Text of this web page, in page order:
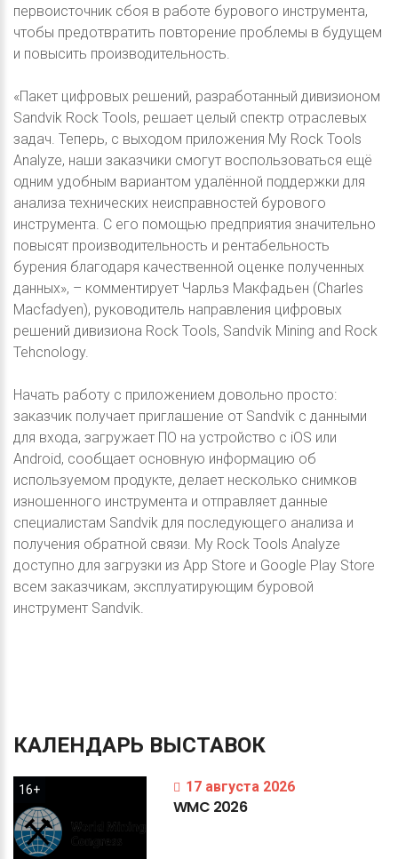
первоисточник сбоя в работе бурового инструмента,
чтобы предотвратить повторение проблемы в будущем
и повысить производительность.
«Пакет цифровых решений, разработанный дивизионом
Sandvik Rock Tools, решает целый спектр отраслевых
задач. Теперь, с выходом приложения My Rock Tools
Analyze, наши заказчики смогут воспользоваться ещё
одним удобным вариантом удалённой поддержки для
анализа технических неисправностей бурового
инструмента. С его помощью предприятия значительно
повысят производительность и рентабельность
бурения благодаря качественной оценке полученных
данных», – комментирует Чарльз Макфадьен (Charles
Macfadyen), руководитель направления цифровых
решений дивизиона Rock Tools, Sandvik Mining and Rock
Tehcnology.
Начать работу с приложением довольно просто:
заказчик получает приглашение от Sandvik с данными
для входа, загружает ПО на устройство с iOS или
Android, сообщает основную информацию об
используемом продукте, делает несколько снимков
изношенного инструмента и отправляет данные
специалистам Sandvik для последующего анализа и
получения обратной связи. My Rock Tools Analyze
доступно для загрузки из App Store и Google Play Store
всем заказчикам, эксплуатирующим буровой
инструмент Sandvik.
КАЛЕНДАРЬ ВЫСТАВОК
16+ 17 августа 2026
WMC 2026